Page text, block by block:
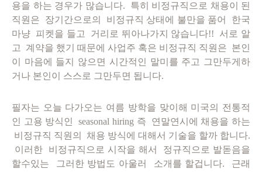
용을 하는 경우가 많습니다. 특히 비정규직으로 채용이 된
직원은 장기간으로의 비정규직 상태에 불만을 품어 한국
마냥 피켓을 들고 거리로 뛰아나가지 않습니다!! 서로 알
고 계약을 했기 때문에 사업주 혹은 비정규직 직원은 본인
이 마음에 들지 않으면 시간적인 말미를 주고 그만두게하
거나 본인이 스스로 그만두면 됩니다.
필자는 오늘 다가오는 여름 방학을 맞이해 미국의 전통적
인 고용 방식인 seasonal hiring 즉 연말연시에 채용을 하는
비정규직 직원의 채용 방식에 대해서 기술을 할까 합니다.
이러한 비정규직으로 시작을 해서 정규직으로 발돋음을
할수있는 그러한 방법도 아울러 소개를 할겁니다. 근래